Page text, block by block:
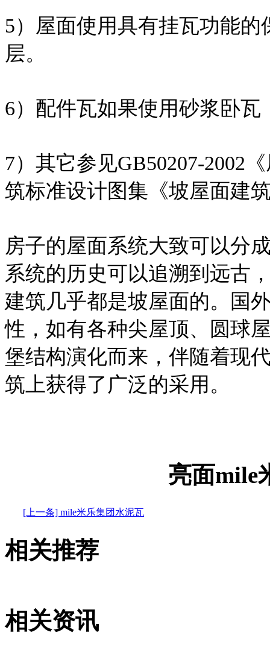
5）屋面使用具有挂瓦功能
层。
6）配件瓦如果使用砂浆卧
7）其它参见GB50207-2002
筑标准设计图集《坡屋面建
房子的屋面系统大致可以分
系统的历史可以追溯到远古
建筑几乎都是坡屋面的。国
性，如有各种尖屋顶、圆球
堡结构演化而来，伴随着现
筑上获得了广泛的采用。
亮面mile
[上一条] mile米乐集团水泥瓦
相关推荐
相关资讯